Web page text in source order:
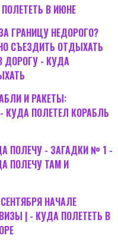
В ИЮНЕ
ГРАНИЦУ НЕДОРОГО?
СЪЕЗДИТЬ ОТДЫХАТЬ
ДОРОГУ - КУДА
И РАКЕТЫ:
- КУДА ПОЛЕТЕЛ КОРАБЛЬ
ПОЛЕЧУ - ЗАГАДКИ № 1 -
ПОЛЕЧУ ТАМ И
НАЧАЛЕ
| - КУДА ПОЛЕТЕТЬ В